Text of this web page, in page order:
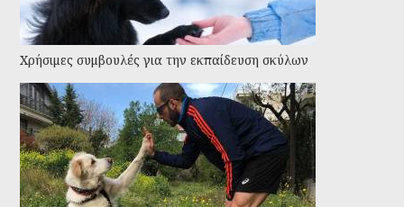
Χρήσιμες συμβουλές για την εκπαίδευση σκύλων